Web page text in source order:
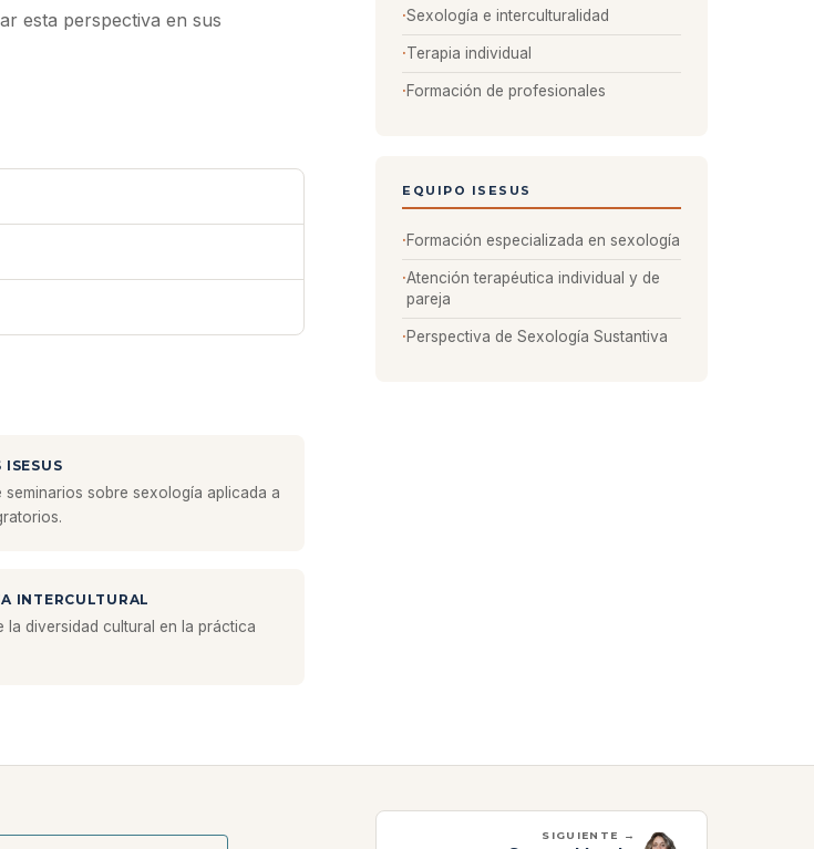
esta perspectiva en sus
ISESUS
seminarios sobre sexología aplicada a
INTERCULTURAL
la diversidad cultural en la práctica
Sexología e interculturalidad
Terapia individual
Formación de profesionales
EQUIPO ISESUS
Formación especializada en sexología
Atención terapéutica individual y de
pareja
Perspectiva de Sexología Sustantiva
SIGUIENTE →